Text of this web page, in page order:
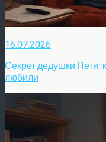
16.07.2026
Секрет дедушки Пети:
любили